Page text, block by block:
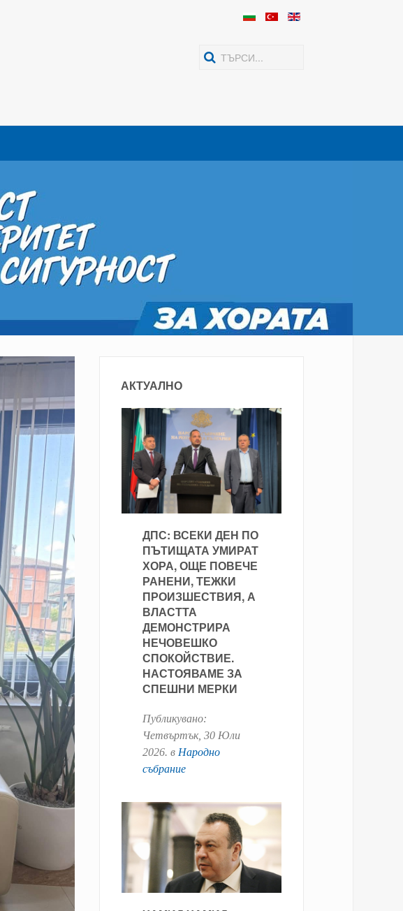
АКТУАЛНО
ДПС: ВСЕКИ ДЕН ПО
ПЪТИЩАТА УМИРАТ
ХОРА, ОЩЕ ПОВЕЧЕ
РАНЕНИ, ТЕЖКИ
ПРОИЗШЕСТВИЯ, А
ВЛАСТТА
ДЕМОНСТРИРА
НЕЧОВЕШКО
СПОКОЙСТВИЕ.
НАСТОЯВАМЕ ЗА
СПЕШНИ МЕРКИ
Публикувано:
Четвъртък, 30 Юли
2026. в Народно
събрание